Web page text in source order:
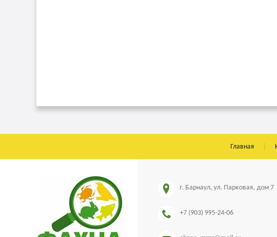
Главная
г. Барнаул, ул. Парковая, дом 7
+7 (903) 995-24-06